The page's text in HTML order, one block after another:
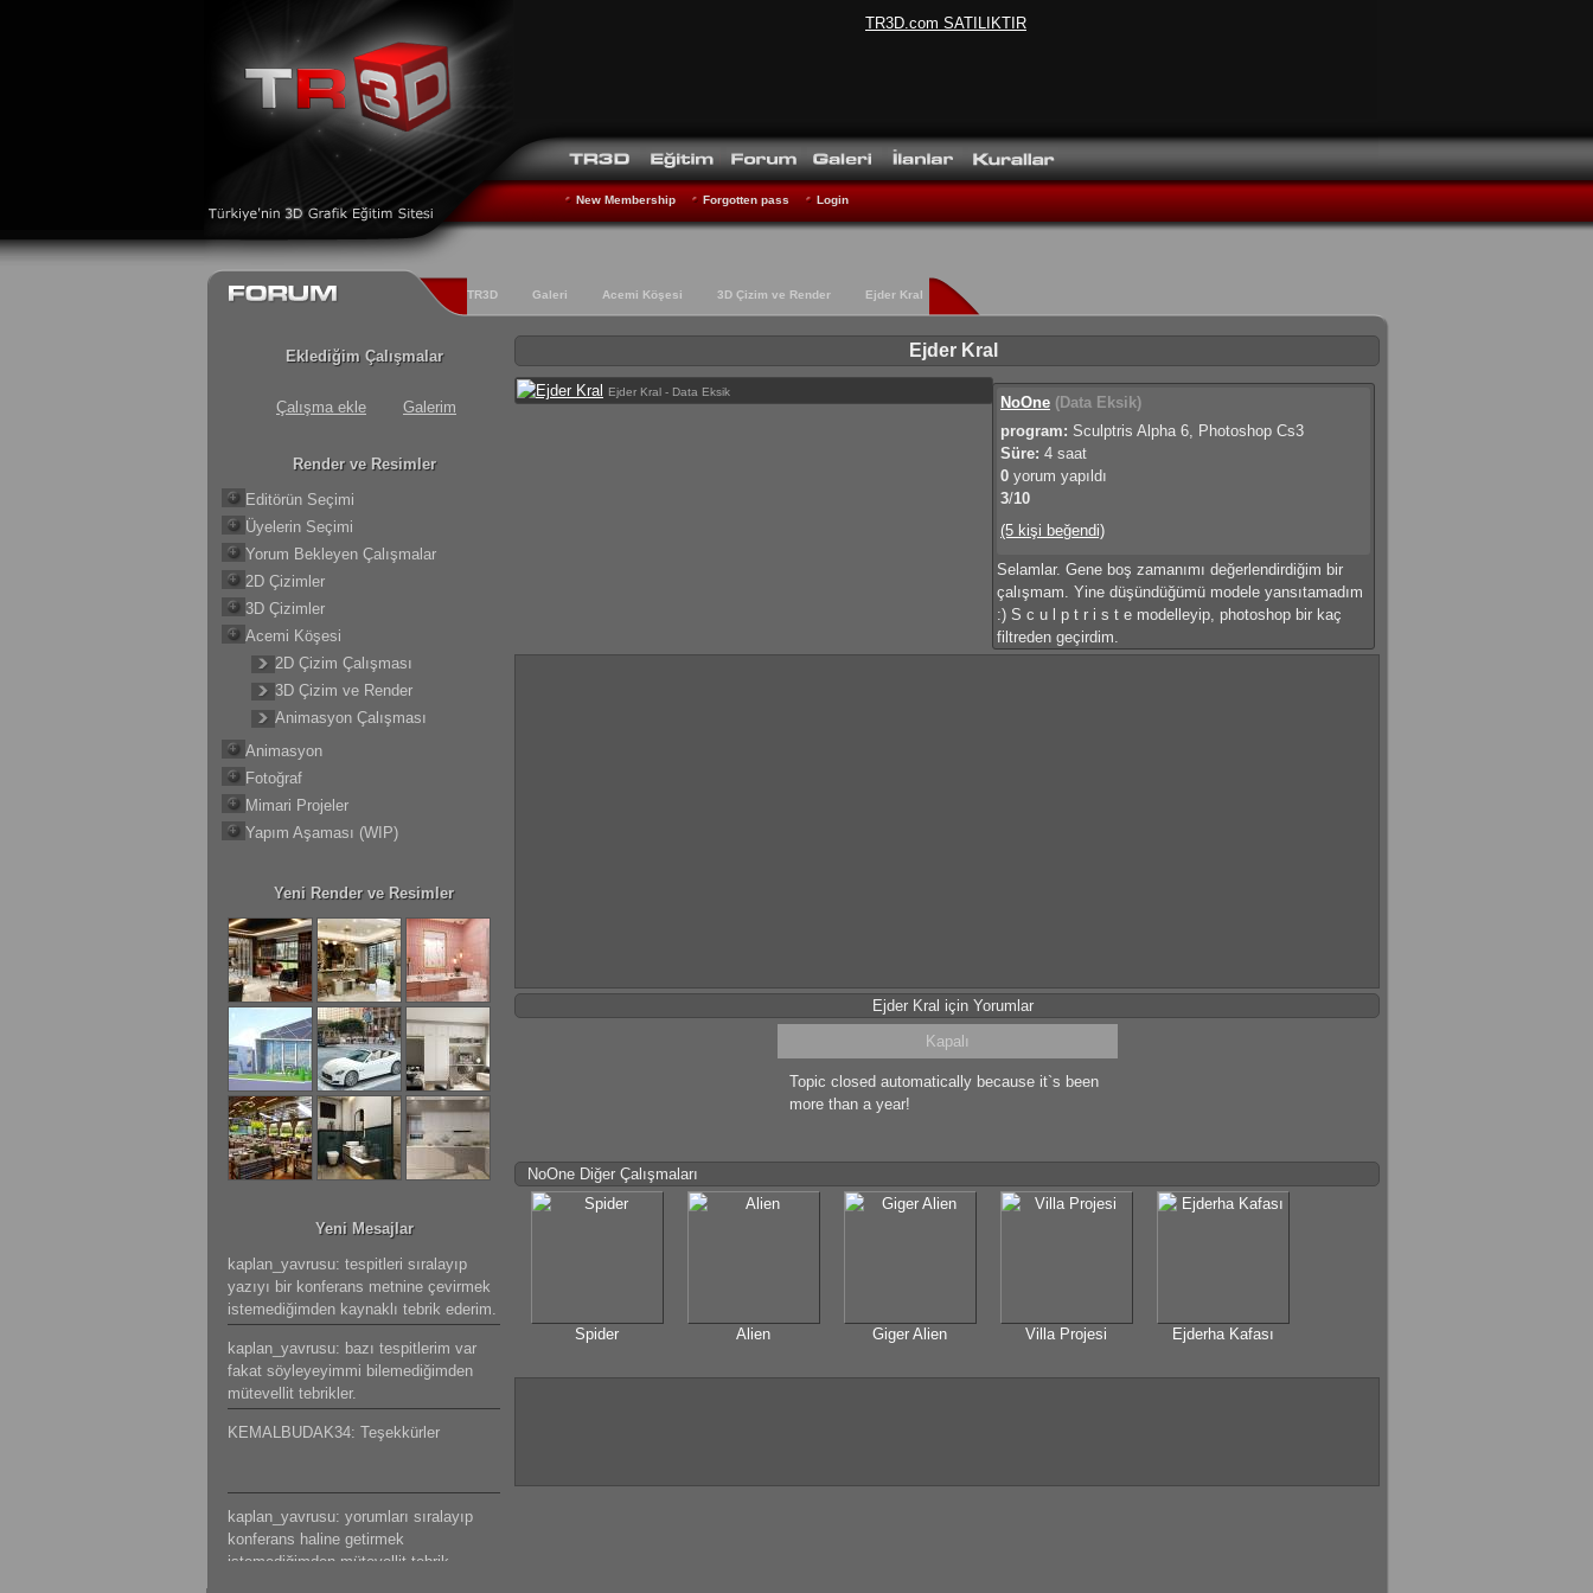
TR3D.com SATILIKTIR
New Membership Forgotten pass Login
TR3D Galeri Acemi Köşesi 3D Çizim ve Render Ejder Kral
Ejder Kral
Ejder Kral - Data Eksik
NoOne (Data Eksik)
program: Sculptris Alpha 6, Photoshop Cs3
Süre: 4 saat
0 yorum yapıldı
3/10
(5 kişi beğendi)
Selamlar. Gene boş zamanımı değerlendirdiğim bir
çalışmam. Yine düşündüğümü modele yansıtamadım
:) S c u l p t r i s t e modelleyip, photoshop bir kaç
filtreden geçirdim.
Ejder Kral için Yorumlar
Kapalı
Topic closed automatically because it`s been
more than a year!
NoOne Diğer Çalışmaları
Spider Alien Giger Alien Villa Projesi Ejderha Kafası
Eklediğim Çalışmalar
Çalışma ekle Galerim
Render ve Resimler
Editörün Seçimi
Üyelerin Seçimi
Yorum Bekleyen Çalışmalar
2D Çizimler
3D Çizimler
Acemi Köşesi
2D Çizim Çalışması
3D Çizim ve Render
Animasyon Çalışması
Animasyon
Fotoğraf
Mimari Projeler
Yapım Aşaması (WIP)
Yeni Render ve Resimler
Yeni Mesajlar
kaplan_yavrusu: tespitleri sıralayıp
yazıyı bir konferans metnine çevirmek
istemediğimden kaynaklı tebrik ederim.
kaplan_yavrusu: bazı tespitlerim var
fakat söyleyeyimmi bilemediğimden
mütevellit tebrikler.
KEMALBUDAK34: Teşekkürler
kaplan_yavrusu: yorumları sıralayıp
konferans haline getirmek
istemediğimden mütevellit tebrik